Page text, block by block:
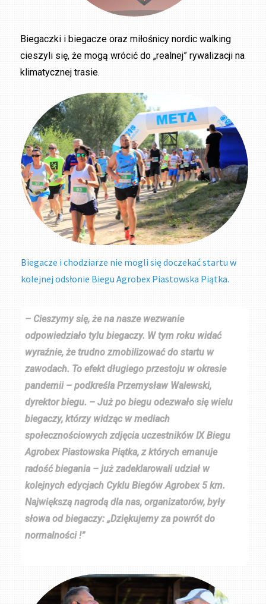
Biegaczki i biegacze oraz miłośnicy nordic walking
cieszyli się, że mogą wrócić do „realnej” rywalizacji na
klimatycznej trasie.
Biegacze i chodziarze nie mogli się doczekać startu w
kolejnej odsłonie Biegu Agrobex Piastowska Piątka.
– Cieszymy się, że na nasze wezwanie
odpowiedziało tylu biegaczy. W tym roku widać
wyraźnie, że trudno zmobilizować do startu w
zawodach. To efekt długiego przestoju w okresie
pandemii – podkreśla Przemysław Walewski,
dyrektor biegu. – Już po biegu odezwało się wielu
biegaczy, którzy widząc w mediach
społecznościowych zdjęcia uczestników IX Biegu
Agrobex Piastowska Piątka, z których emanuje
radość biegania – już zadeklarowali udział w
kolejnych edycjach Cyklu Biegów Agrobex 5 km.
Największą nagrodą dla nas, organizatorów, były
słowa od biegaczy:„Dziękujemy za powrót do
normalności !”